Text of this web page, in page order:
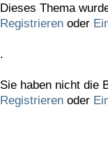
Dieses Thema
Registrieren oder
.
Sie haben nicht die
Registrieren oder